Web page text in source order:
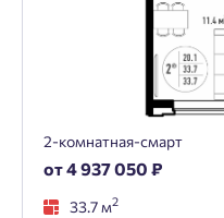
2-комнатная-смарт
от 4 937 050 ₽
33.7 м2